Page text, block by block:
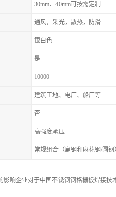
30mm、40mm可按需定制
通风，采光，散热，防滑
银白色
是
10000
建筑工地、电厂、船厂等
否
高强度承压
常规组合（扁钢和麻花钢/圆钢
影响企业对于中国不锈钢钢格栅板焊接